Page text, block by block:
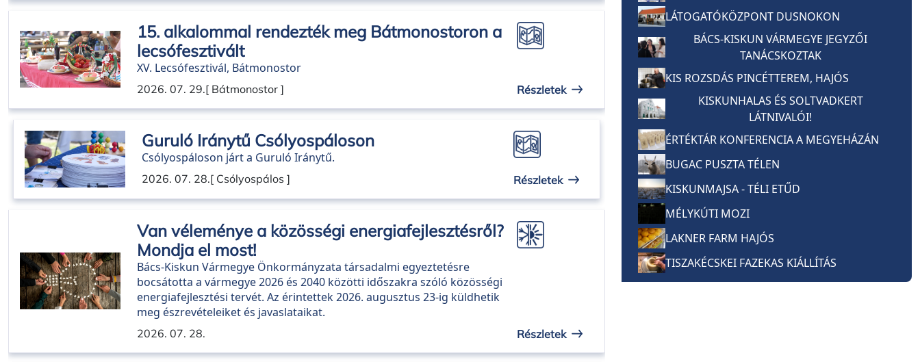
15. alkalommal rendezték meg Bátmonostoron a
lecsófesztivált
XV. Lecsófesztivál, Bátmonostor
2026. 07. 29.[ Bátmonostor ] Részletek
Guruló Iránytű Csólyospáloson
Csólyospáloson járt a Guruló Iránytű.
2026. 07. 28.[ Csólyospálos ] Részletek
Van véleménye a közösségi energiafejlesztésről?
Mondja el most!
Bács-Kiskun Vármegye Önkormányzata társadalmi egyeztetésre
bocsátotta a vármegye 2026 és 2040 közötti időszakra szóló közösségi
energiafejlesztési tervét. Az érintettek 2026. augusztus 23-ig küldhetik
meg észrevételeiket és javaslataikat.
2026. 07. 28. Részletek
LÁTOGATÓKÖZPONT DUSNOKON
BÁCS-KISKUN VÁRMEGYE JEGYZŐI
TANÁCSKOZTAK
KIS ROZSDÁS PINCÉTTEREM, HAJÓS
KISKUNHALAS ÉS SOLTVADKERT
LÁTNIVALÓI!
ÉRTÉKTÁR KONFERENCIA A MEGYEHÁZÁN
BUGAC PUSZTA TÉLEN
KISKUNMAJSA - TÉLI ETŰD
MÉLYKÚTI MOZI
LAKNER FARM HAJÓS
TISZAKÉCSKEI FAZEKAS KIÁLLÍTÁS